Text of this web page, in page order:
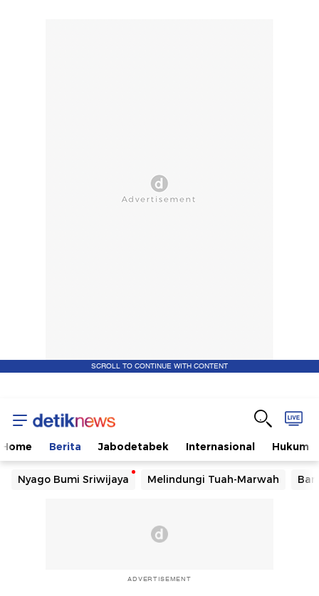
SCROLL TO CONTINUE WITH CONTENT
Home Berita Jabodetabek Internasional Hukum
Nyago Bumi Sriwijaya Melindungi Tuah-Marwah
ADVERTISEMENT